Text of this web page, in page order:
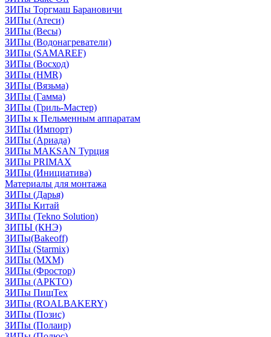
ЗИПы Торгмаш Барановичи
ЗИПы (Атеси)
ЗИПы (Весы)
ЗИПы (Водонагреватели)
ЗИПы (SAMAREF)
ЗИПы (Восход)
ЗИПы (HMR)
ЗИПы (Вязьма)
ЗИПы (Гамма)
ЗИПы (Гриль-Мастер)
ЗИПы к Пельменным аппаратам
ЗИПы (Импорт)
ЗИПы (Ариада)
ЗИПы MAKSAN Турция
ЗИПы PRIMAX
ЗИПы (Инициатива)
Материалы для монтажа
ЗИПы (Дарья)
ЗИПы Китай
ЗИПы (Tekno Solution)
ЗИПЫ (КНЭ)
ЗИПы(Bakeoff)
ЗИПы (Starmix)
ЗИПы (МХМ)
ЗИПы (Фростор)
ЗИПы (АРКТО)
ЗИПы ПищТех
ЗИПы (ROALBAKERY)
ЗИПы (Позис)
ЗИПы (Полаир)